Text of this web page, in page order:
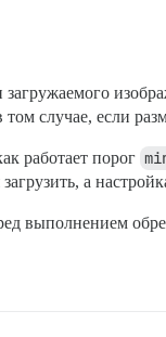
случае, если
работает порог
а
выполнением